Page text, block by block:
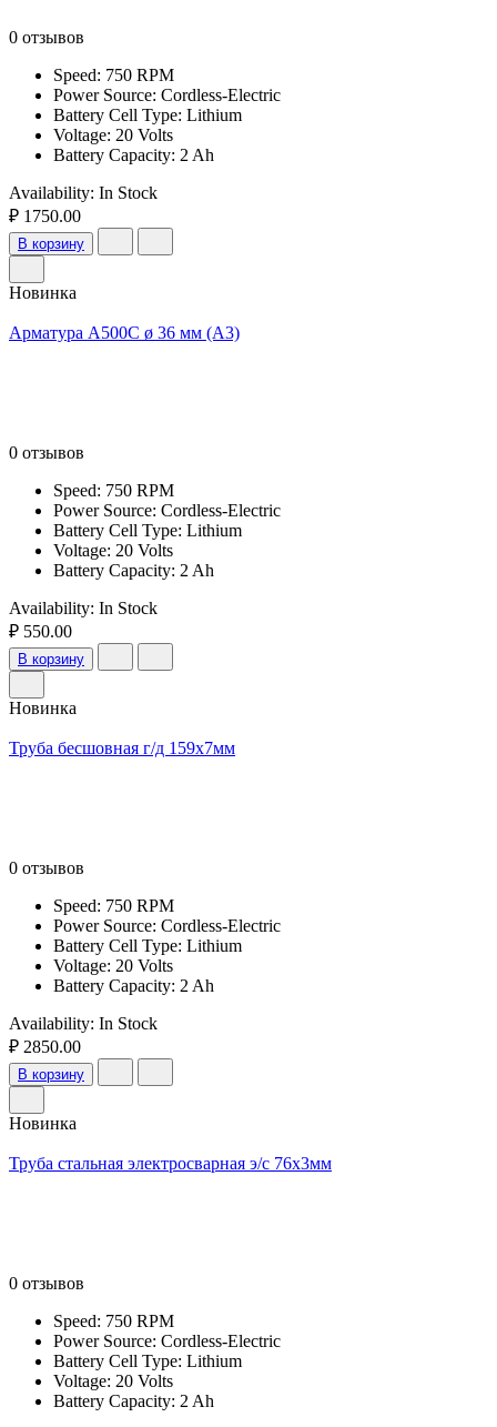
0 отзывов
Speed: 750 RPM
Power Source: Cordless-Electric
Battery Cell Type: Lithium
Voltage: 20 Volts
Battery Capacity: 2 Ah
Availability: In Stock
₽ 1750.00
В корзину
Новинка
Арматура А500С ø 36 мм (А3)
0 отзывов
Speed: 750 RPM
Power Source: Cordless-Electric
Battery Cell Type: Lithium
Voltage: 20 Volts
Battery Capacity: 2 Ah
Availability: In Stock
₽ 550.00
В корзину
Новинка
Труба бесшовная г/д 159х7мм
0 отзывов
Speed: 750 RPM
Power Source: Cordless-Electric
Battery Cell Type: Lithium
Voltage: 20 Volts
Battery Capacity: 2 Ah
Availability: In Stock
₽ 2850.00
В корзину
Новинка
Труба стальная электросварная э/с 76х3мм
0 отзывов
Speed: 750 RPM
Power Source: Cordless-Electric
Battery Cell Type: Lithium
Voltage: 20 Volts
Battery Capacity: 2 Ah